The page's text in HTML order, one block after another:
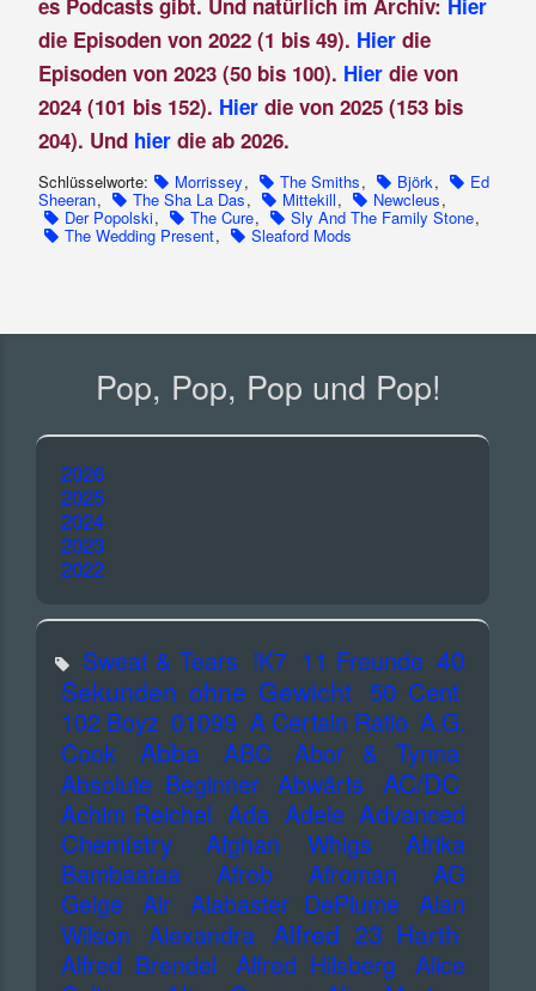
es Podcasts gibt. Und natürlich im Archiv: Hier
die Episoden von 2022 (1 bis 49). Hierdie
Episoden von 2023 (50 bis 100). Hier die von
2024 (101 bis 152). Hier die von 2025 (153 bis
204). Und hier die ab 2026.
Schlüsselworte: Morrissey, The Smiths, Björk, Ed
Sheeran, The Sha La Das, Mittekill, Newcleus,
Der Popolski, The Cure, Sly And The Family Stone,
The Wedding Present, Sleaford Mods
Pop, Pop, Pop und Pop!
2026
2025
2024
2023
2022
Sweat & Tears !K7 11 Freunde 40
Sekunden ohne Gewicht 50 Cent
102 Boyz 01099 A Certain Ratio A.G.
Cook
Abba ABC
Abor & Tynna
Absolute Beginner Abwärts AC/DC
Achim Reichel Ada Adele Advanced
Chemistry
Afghan Whigs
Afrika
Bambaataa
Afrob Afroman
AG
Geige
Air Alabaster DePlume
Alan
Wilson Alexandra Alfred 23 Harth
Alfred Brendel Alfred Hilsberg
Alice